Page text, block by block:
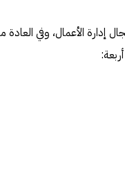
الأعمال، وفي العادة